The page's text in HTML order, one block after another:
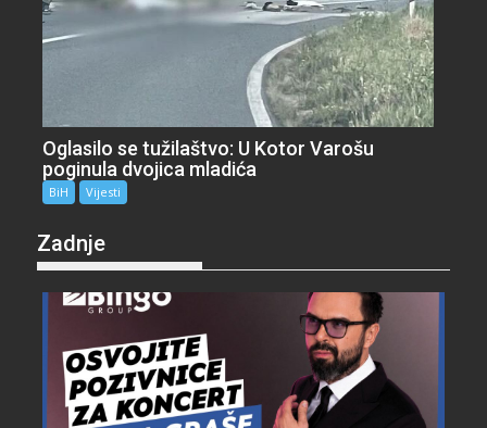
Oglasilo se tužilaštvo: U Kotor Varošu
poginula dvojica mladića
BiH Vijesti
Zadnje